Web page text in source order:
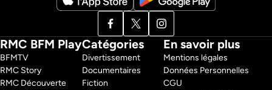
RMC BFM Play
BFMTV
RMC Story
RMC Découverte
Catégories
Divertissement
Documentaires
Fiction
En savoir plus
Mentions légales
Données Personnelles
CGU